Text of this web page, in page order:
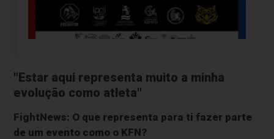
"Estar aqui representa muito a minha
evolução como atleta"
FightNews: O que representa para ti fazer parte
de um evento como o KFN?